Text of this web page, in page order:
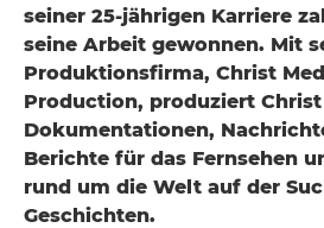
seiner 25-jährigen Karriere
seine Arbeit gewonnen. Mit
Produktionsfirma, Christ
Production, produziert Christ
Dokumentationen,
Berichte für das Fernsehen
rund um die Welt auf der
Geschichten.